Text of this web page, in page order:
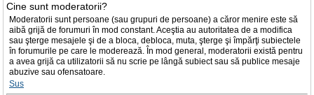
Cine sunt moderatorii?
Moderatorii sunt persoane (sau grupuri de persoane) a căror menire este să
aibă grijă de forumuri în mod constant. Aceştia au autoritatea de a modifica
sau şterge mesajele şi de a bloca, debloca, muta, şterge şi împărţi subiectele
în forumurile pe care le moderează. În mod general, moderatorii există pentru
a avea grijă ca utilizatorii să nu scrie pe lângă subiect sau să publice mesaje
abuzive sau ofensatoare.
Sus